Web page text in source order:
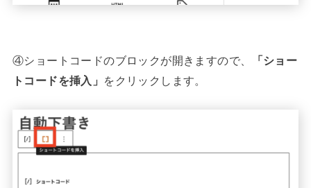
④ショートコードのブロックが開きますので、
「ショー
トコードを挿入」 をクリックします。